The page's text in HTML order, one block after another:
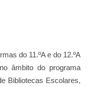
do 11.ºA e do 12.ºA
âmbito do programa
Bibliotecas Escolares,